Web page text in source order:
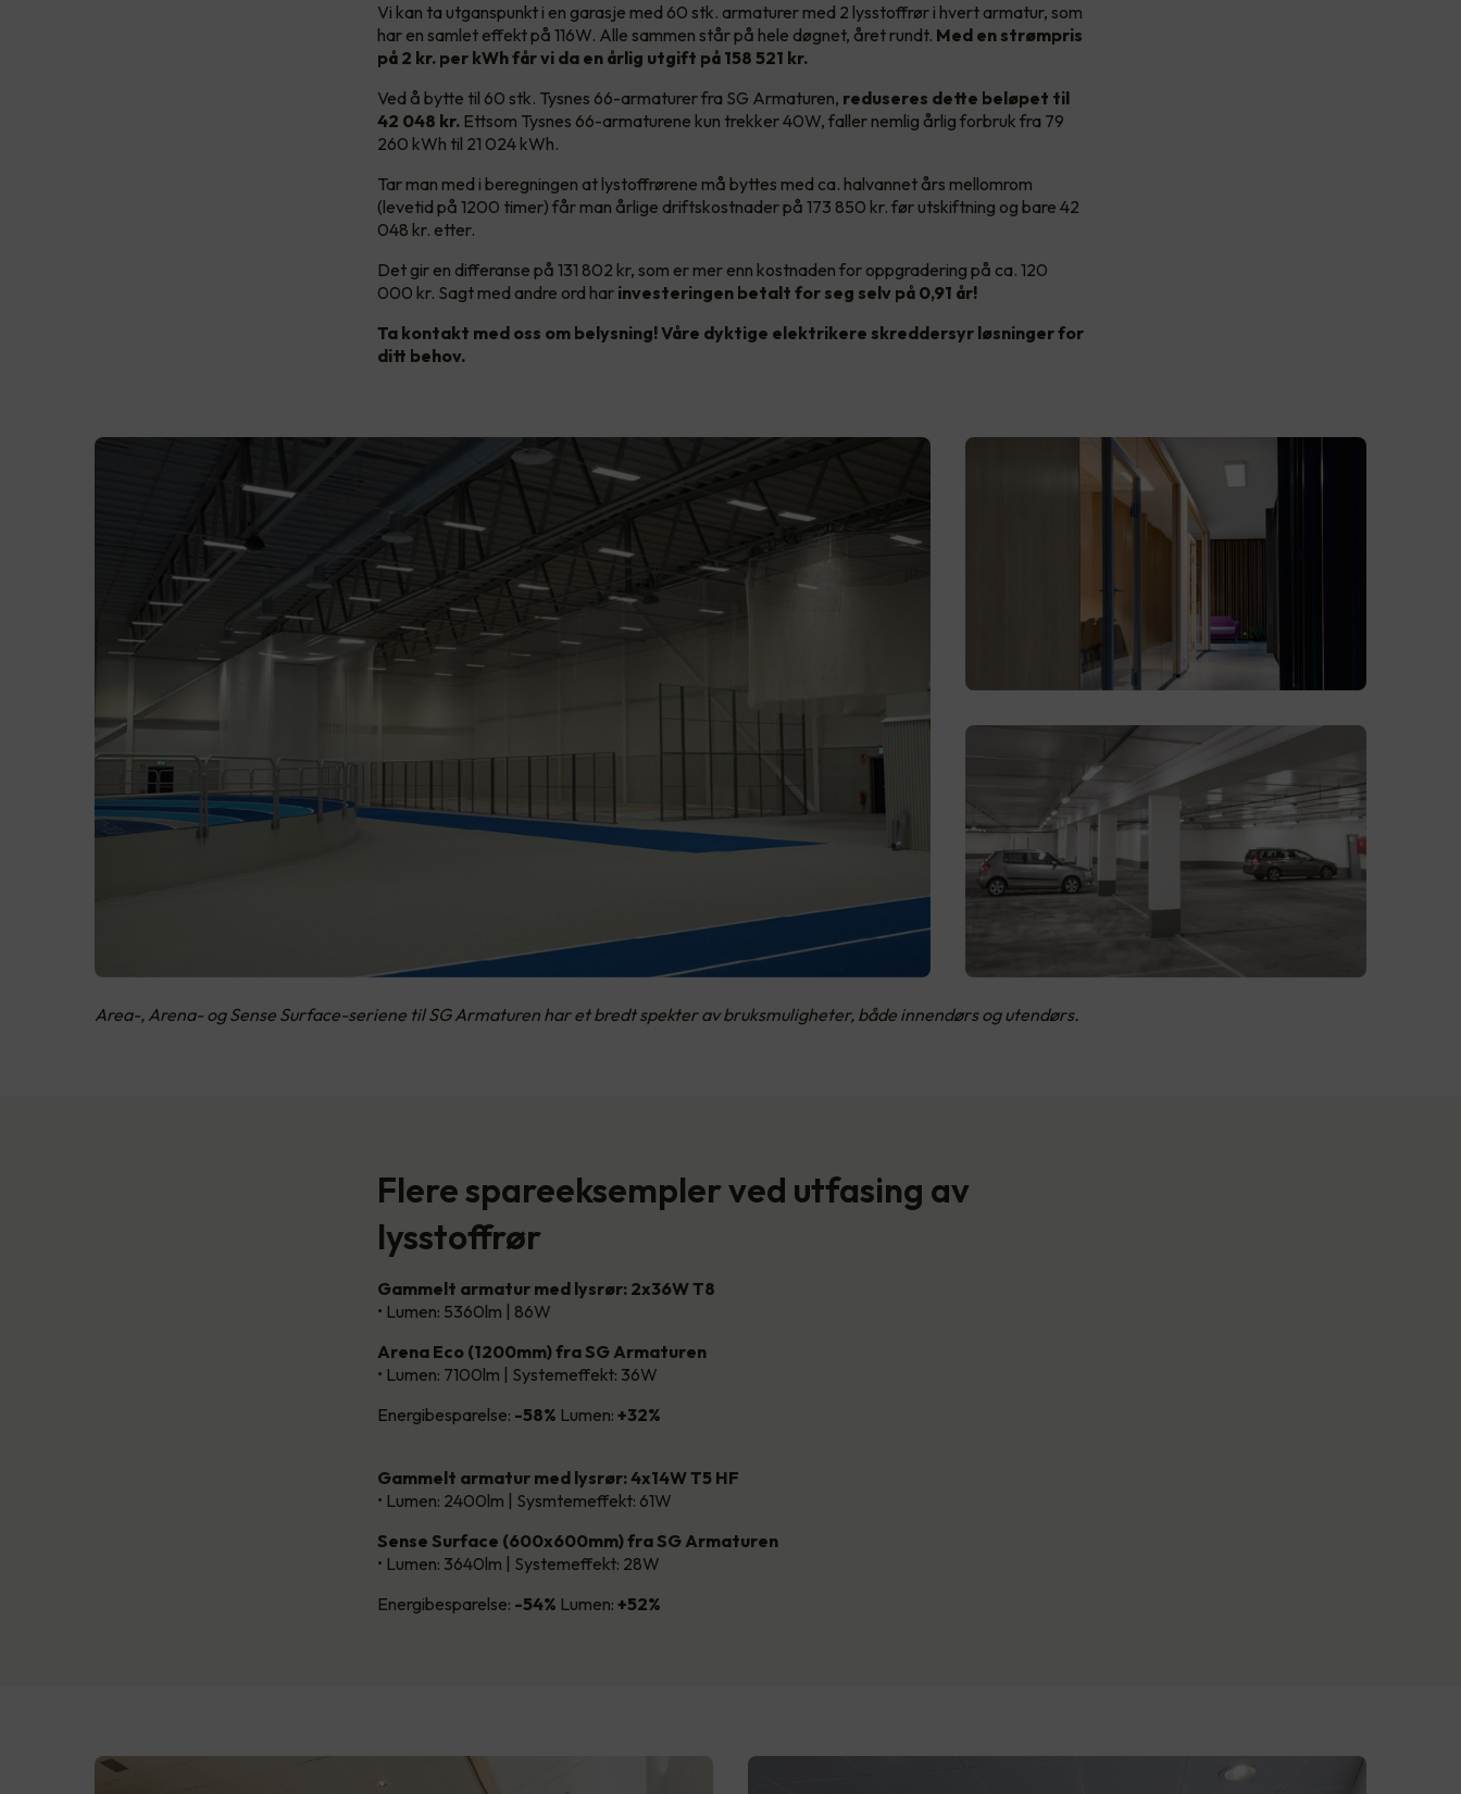
Vi kan ta utganspunkt i en garasje med 60 stk. armaturer med 2 lysstoffrør i hvert armatur, som
har en samlet effekt på 116W. Alle sammen står på hele døgnet, året rundt. Med en strømpris
på 2 kr. per kWh får vi da en årlig utgift på 158 521 kr.
Ved å bytte til 60 stk. Tysnes 66-armaturer fra SG Armaturen, reduseres dette beløpet til
42 048 kr. Ettsom Tysnes 66-armaturene kun trekker 40W, faller nemlig årlig forbruk fra 79
260 kWh til 21 024 kWh.
Tar man med i beregningen at lystoffrørene må byttes med ca. halvannet års mellomrom
(levetid på 1200 timer) får man årlige driftskostnader på 173 850 kr. før utskiftning og bare 42
048 kr. etter.
Det gir en differanse på 131 802 kr, som er mer enn kostnaden for oppgradering på ca. 120
000 kr. Sagt med andre ord har investeringen betalt for seg selv på 0,91 år!
Ta kontakt med oss om belysning! Våre dyktige elektrikere skreddersyr løsninger for
ditt behov.
Area-, Arena- og Sense Surface-seriene til SG Armaturen har et bredt spekter av bruksmuligheter, både innendørs og utendørs.
Flere spareeksempler ved utfasing av
lysstoffrør
Gammelt armatur med lysrør: 2x36W T8
• Lumen: 5360lm | 86W
Arena Eco (1200mm) fra SG Armaturen
• Lumen: 7100lm | Systemeffekt: 36W
Energibesparelse: -58% Lumen: +32%
Gammelt armatur med lysrør: 4x14W T5 HF
• Lumen: 2400lm | Sysmtemeffekt: 61W
Sense Surface (600x600mm) fra SG Armaturen
• Lumen: 3640lm | Systemeffekt: 28W
Energibesparelse: -54% Lumen: +52%